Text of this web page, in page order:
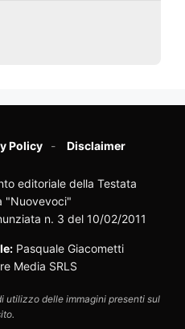
Policy Disclaimer
editoriale della Testata
"Nuovevoci"
n. 3 del 10/02/2011
Pasquale Giacometti
Media SRLS
utilizzo delle immagini presenti sul